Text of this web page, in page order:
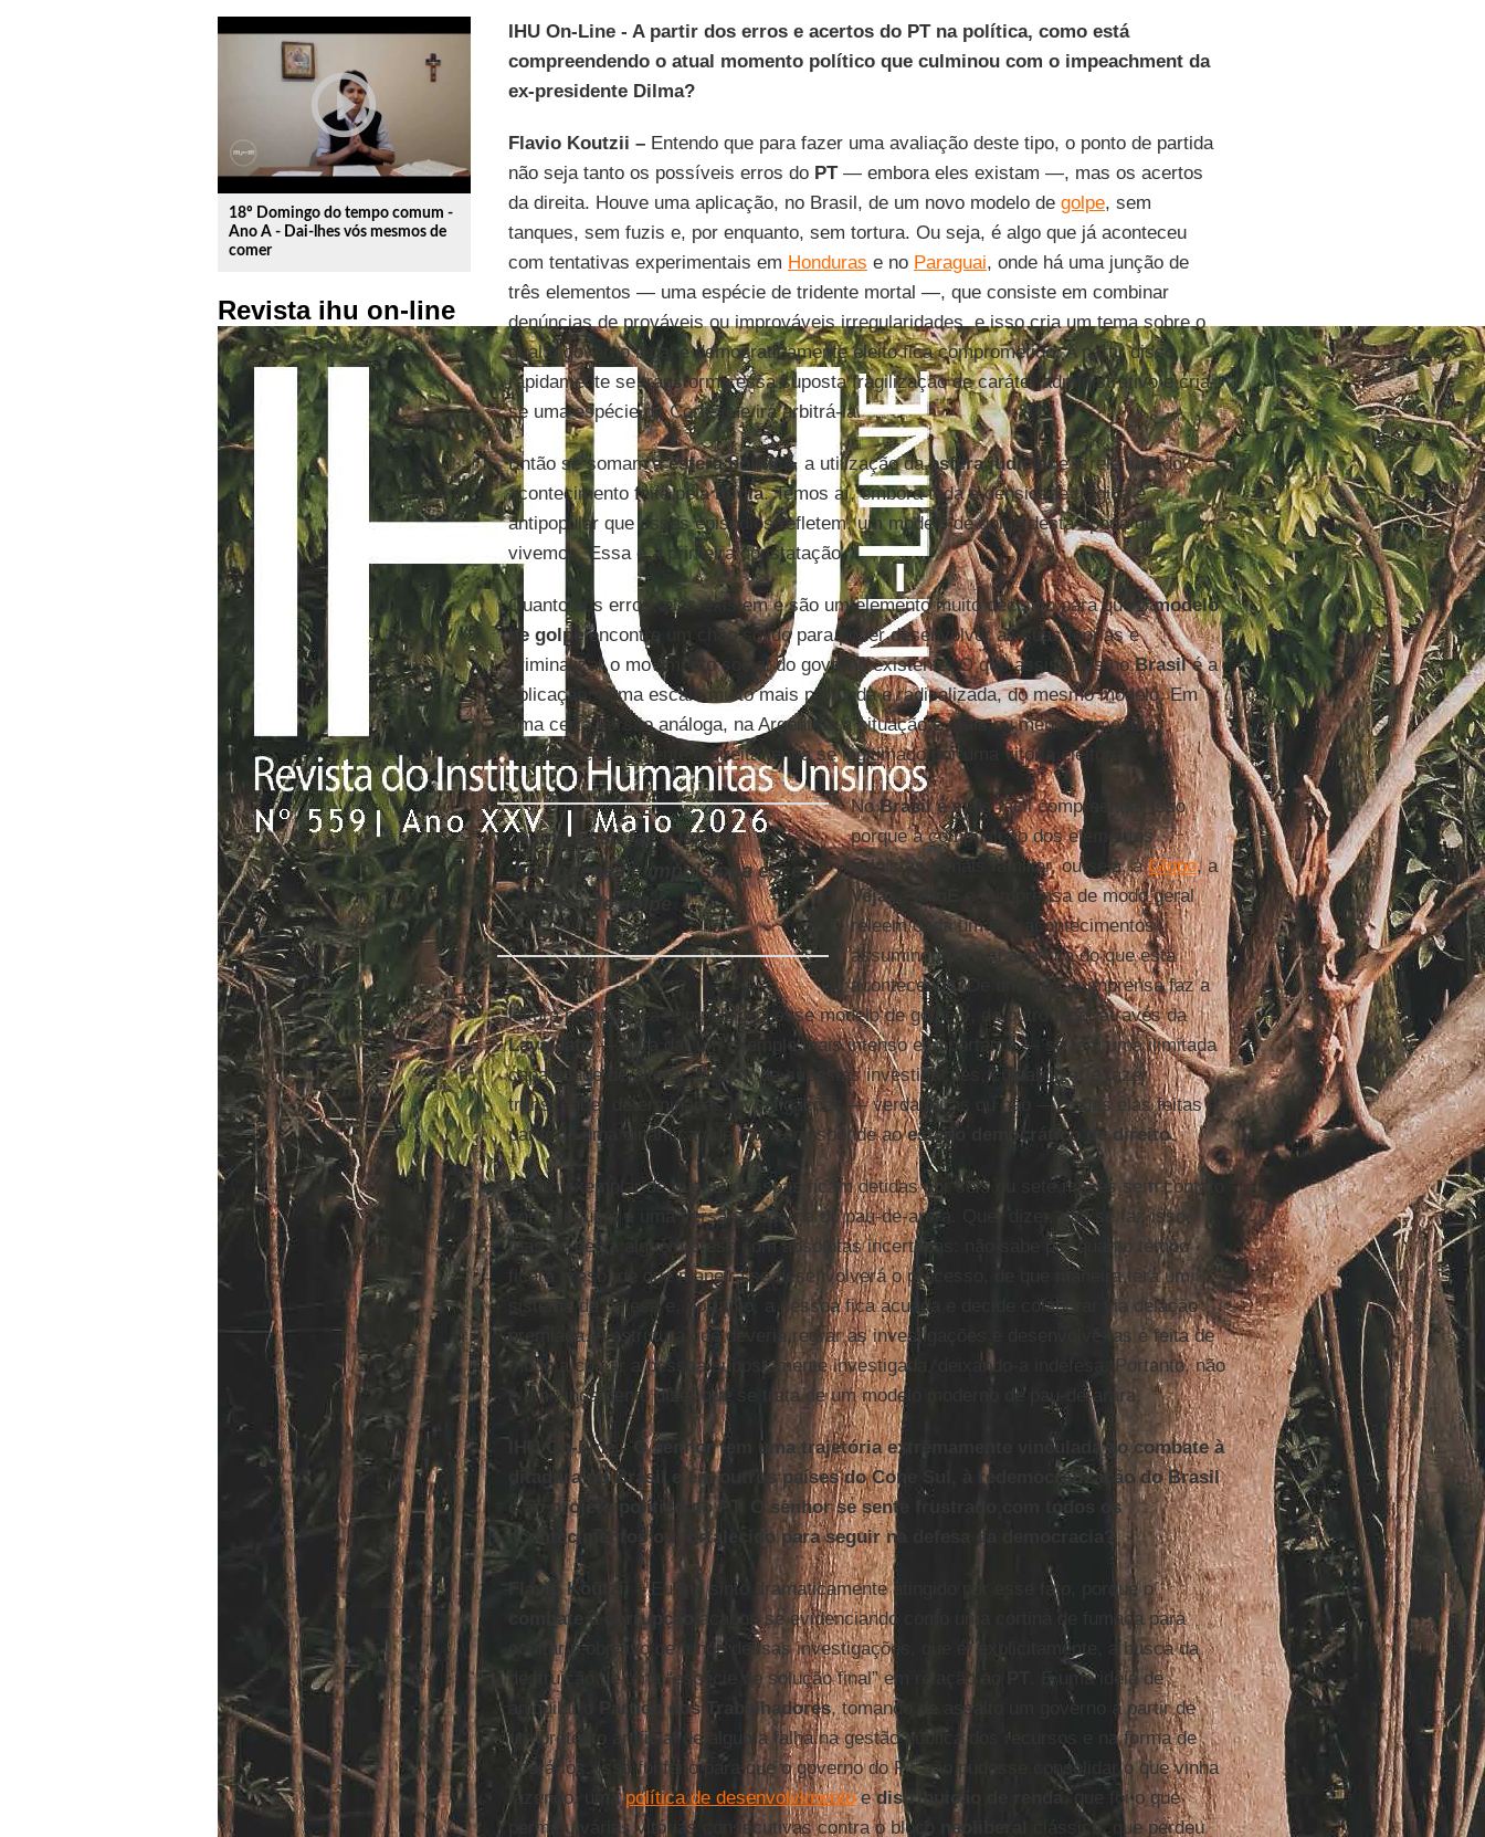
play_circle_outline
18º Domingo do tempo comum -
Ano A - Dai-lhes vós mesmos de
comer
Revista ihu on-line
IHU On-Line - A partir dos erros e acertos do PT na política, como está
compreendendo o atual momento político que culminou com o impeachment da
ex-presidente Dilma?
Flavio Koutzii –Entendo que para fazer uma avaliação deste tipo, o ponto de partida
não seja tanto os possíveis erros do PT— embora eles existam —, mas os acertos
da direita. Houve uma aplicação, no Brasil, de um novo modelo de golpe, sem
tanques, sem fuzis e, por enquanto, sem tortura. Ou seja, é algo que já aconteceu
com tentativas experimentais em Honduras e no Paraguai, onde há uma junção de
três elementos — uma espécie de tridente mortal —, que consiste em combinar
denúncias de prováveis ou improváveis irregularidades, e isso cria um tema sobre o
qual o governo legal e democraticamente eleito fica comprometido. A partir disso,
rapidamente se transforma essa suposta fragilização de caráter administrativo e cria-
se uma espécie de Corte que irá arbitrá-la.
Então se somam aesfera política, a utilização daesfera judiciale a releitura do
acontecimento feito pelamídia. Temos aí, embora toda a densidade trágica e
antipopular que esses episódios refletem, um modelo de golpe desta época que
vivemos. Essa é a primeira constatação.
Quanto aos erros, eles existem e são um elemento muito decisivo para que omodelo
de golpeencontre um chão sólido para poder desenvolver as suas teorias e
criminalizar o movimento social do governo existente. O que assistimos noBrasilé a
aplicação, numa escala muito mais profunda e radicalizada, do mesmo modelo. Em
uma certa versão análoga, na Argentina a situação é mais ou menos a mesma,
embora recentemente a direita tenha se legitimado por uma vitória eleitoral.
A imprensa faz a leitura
homogênea e impulsiona esse
modelo de golpe
NoBrasilé mais fácil compreender isso
porque a composição dos elementos
golpistas é mais familiar, ou seja, aGlobo, a
Veja, a IstoÉ
e a imprensa de modo geral
releem cada um dos acontecimentos
assumindo para si a leitura do que está
acontecendo. De um lado, a imprensa faz a
leitura homogênea e impulsiona esse modelo de golpe e, de outro lado, através da
Lava Jato— para dar um exemplo mais intenso e importante — se tem uma ilimitada
capacidade de alterar, a partir de supostas investigações, culpabilizar e fazer
transcender determinadas investigações — verdadeiras ou não —, todas elas feitas a
partir de uma dinâmica que não corresponde aoestado democrático de direito.
O fato exemplar de que as pessoas ficam detidas por seis ou sete meses sem contato
com ninguém é uma versão moderna do pau-de-arara. Quer dizer, não se faz isso,
mas se deixa alguém preso com absolutas incertezas: não sabe por quanto tempo
ficará preso, de que maneira se desenvolverá o processo, de que maneira terá um
sistema de defesa e, portanto, a pessoa fica acuada e decide colaborar via delação
premiada. A estrutura que deveria regrar as investigações e desenvolvê-las é feita de
modo a coagir a pessoa supostamente investigada, deixando-a indefesa. Portanto, não
é um xingamento dizer que se trata de um modelo moderno de pau-de-arara.
IHU On-Line - O senhor tem uma trajetória extremamente vinculada ao combate à
ditadura no Brasil e em outros países do Cone Sul, à redemocratização do Brasil
e ao projeto político do PT. O senhor se sente frustrado com todos os
acontecimentos ou fortalecido para seguir na defesa da democracia?
Flavio Koutzii –Eu me sinto dramaticamente atingido por esse fato, porque o
combate à corrupção
acabou se evidenciando como uma cortina de fumaça para
ocultar o objetivo de fundo dessas investigações, que é, explicitamente, a busca da
destruição de uma “espécie de solução final” em relação ao
. É uma ideia de
aniquilar o
Partido dos Trabalhadores, tomando de assalto um governo a partir de
um pretexto artificial de alguma falha na gestão pública dos recursos e na forma de
operá-los. Isso foi feito para que o governo do PT não pudesse consolidar o que vinha
fazendo: uma política de desenvolvimentoedistribuição de renda , que foi o que
permitiu várias vitórias consecutivas contra o bloco
neoliberal clássico, que perdeu